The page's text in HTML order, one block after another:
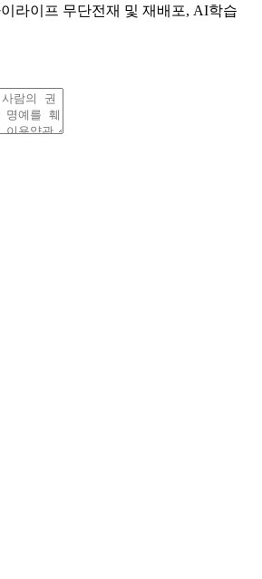
라이프 무단전재 및 재배포, AI학습